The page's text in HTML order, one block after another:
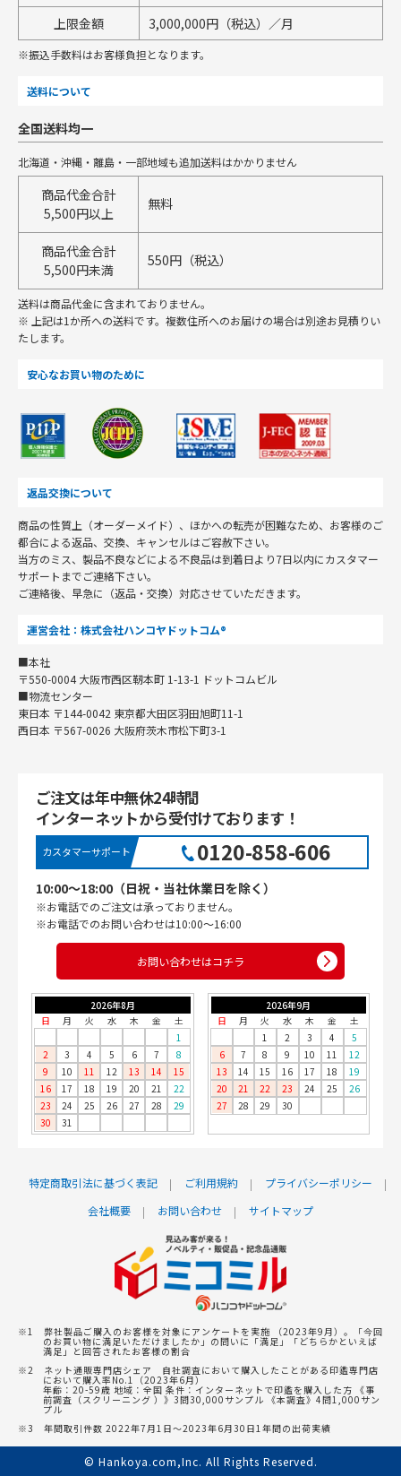
上限金額
3,000,000円（税込）／月
※振込手数料はお客様負担となります。
送料について
全国送料均一
北海道・沖縄・離島・一部地域も追加送料はかかりません
商品代金合計
5,500円以上
無料
商品代金合計
5,500円未満
550円（税込）
送料は商品代金に含まれておりません。
※ 上記は1か所への送料です。複数住所へのお届けの場合は別途お見積りい
たします。
安心なお買い物のために
返品交換について
商品の性質上（オーダーメイド）、ほかへの転売が困難なため、お客様のご
都合による返品、交換、キャンセルはご容赦下さい。
当方のミス、製品不良などによる不良品は到着日より7日以内にカスタマー
サポートまでご連絡下さい。
ご連絡後、早急に（返品・交換）対応させていただきます。
運営会社：株式会社ハンコヤドットコム®
■本社
〒550-0004 大阪市西区靭本町 1-13-1 ドットコムビル
■物流センター
東日本 〒144-0042 東京都大田区羽田旭町11-1
西日本 〒567-0026 大阪府茨木市松下町3-1
ご注文は年中無休24時間
インターネットから受付けております！
カスタマーサポート 0120-858-606
10:00〜18:00（日祝・当社休業日を除く）
※お電話でのご注文は承っておりません。
※お電話でのお問い合わせは10:00〜16:00
お問い合わせはコチラ
2026年8月
日
月 火 水 木 金
土
1
2
3 4 5 6 7
8
9
10 11 12 13 14
15
16
17 18 19 20 21
22
23
24 25 26 27 28
29
30
31
2026年9月
日
月 火 水 木 金
土
1
2 3 4
5
6
7 8 9 10 11
12
13
14 15 16 17 18
19
20
21 22 23 24 25
26
27
28 29 30
特定商取引法に基づく表記 ご利用規約
プライバシーポリシー
会社概要
お問い合わせ サイトマップ
※1 弊社製品ご購入のお客様を対象にアンケートを実施 （2023年9月）。「今回
のお買い物に満足いただけましたか」の問いに「満足」「どちらかといえば
満足」と回答されたお客様の割合
※2 ネット通販専門店シェア 自社調査において購入したことがある印鑑専門店
において購入率No.1（2023年6月）
年齢：20-59歳 地域：全国 条件：インターネットで印鑑を購入した方 《事
前調査（スクリーニング ）》3問30,000サンプル 《本調査》4問1,000サン
プル
※3 年間取引件数 2022年7月1日～2023年6月30日1年間の出荷実績
© Hankoya.com,Inc. All Rights Reserved.